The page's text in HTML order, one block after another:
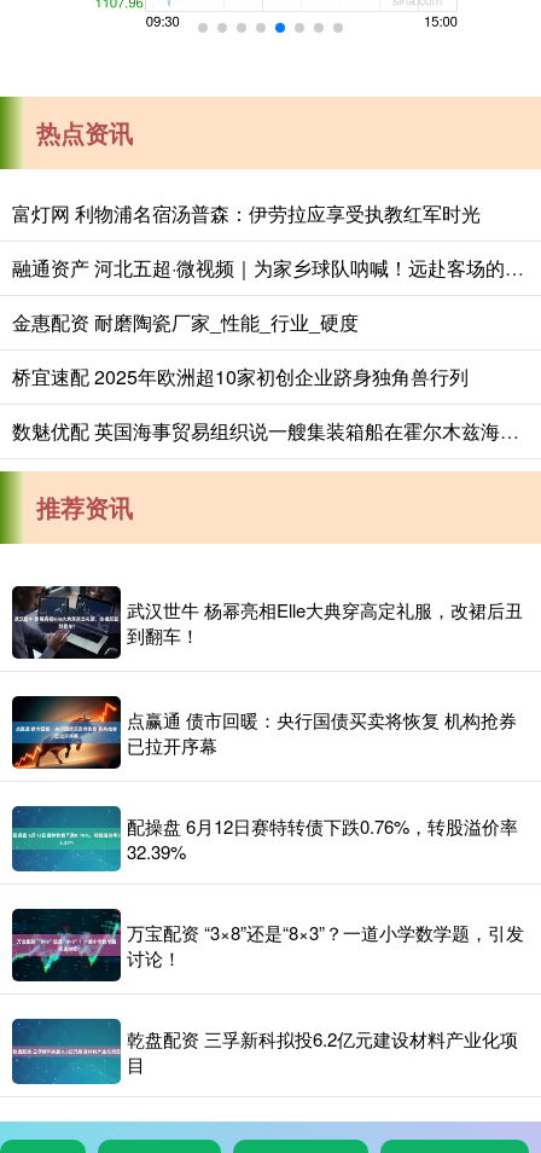
热点资讯
富灯网 利物浦名宿汤普森：伊劳拉应享受执教红军时光
融通资产 河北五超·微视频｜为家乡球队呐喊！远赴客场的唐山球迷齐唱《唐山，加油！》
金惠配资 耐磨陶瓷厂家_性能_行业_硬度
桥宜速配 2025年欧洲超10家初创企业跻身独角兽行列
数魅优配 英国海事贸易组织说一艘集装箱船在霍尔木兹海峡被击中
推荐资讯
武汉世牛 杨幂亮相Elle大典穿高定礼服，改裙后丑
到翻车！
点赢通 债市回暖：央行国债买卖将恢复 机构抢券
已拉开序幕
配操盘 6月12日赛特转债下跌0.76%，转股溢价率
32.39%
万宝配资 “3×8”还是“8×3”？一道小学数学题，引发
讨论！
乾盘配资 三孚新科拟投6.2亿元建设材料产业化项
目